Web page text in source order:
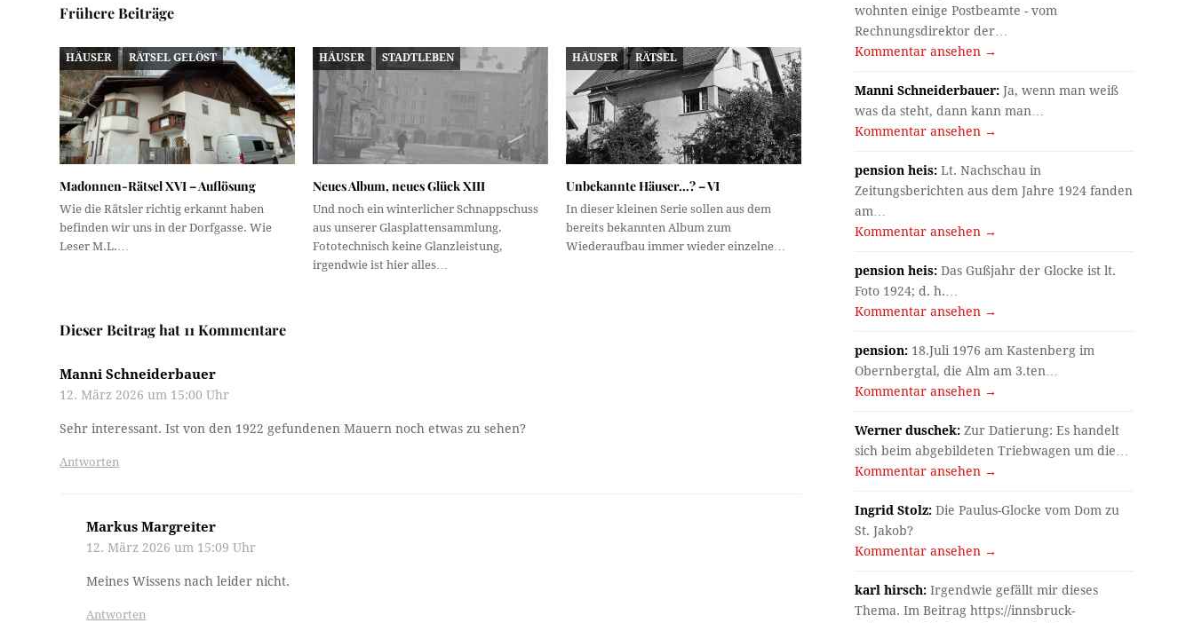
Frühere Beiträge
HÄUSER RÄTSEL GELÖST
Madonnen-Rätsel XVI – Auflösung
Wie die Rätsler richtig erkannt haben
befinden wir uns in der Dorfgasse. Wie
Leser M.L.…
HÄUSER STADTLEBEN
Neues Album, neues Glück XIII
Und noch ein winterlicher Schnappschuss
aus unserer Glasplattensammlung.
Fototechnisch keine Glanzleistung,
irgendwie ist hier alles…
HÄUSER RÄTSEL
Unbekannte Häuser…? – VI
In dieser kleinen Serie sollen aus dem
bereits bekannten Album zum
Wiederaufbau immer wieder einzelne…
Dieser Beitrag hat 11 Kommentare
Manni Schneiderbauer
12. März 2026 um 15:00 Uhr
Sehr interessant. Ist von den 1922 gefundenen Mauern noch etwas zu sehen?
Antworten
Markus Margreiter
12. März 2026 um 15:09 Uhr
Meines Wissens nach leider nicht.
Antworten
wohnten einige Postbeamte - vom
Rechnungsdirektor der…
Kommentar ansehen →
Manni Schneiderbauer: Ja, wenn man weiß
was da steht, dann kann man…
Kommentar ansehen →
pension heis: Lt. Nachschau in
Zeitungsberichten aus dem Jahre 1924 fanden
am…
Kommentar ansehen →
pension heis: Das Gußjahr der Glocke ist lt.
Foto 1924; d. h.…
Kommentar ansehen →
pension: 18.Juli 1976 am Kastenberg im
Obernbergtal, die Alm am 3.ten…
Kommentar ansehen →
Werner duschek: Zur Datierung: Es handelt
sich beim abgebildeten Triebwagen um die…
Kommentar ansehen →
Ingrid Stolz: Die Paulus-Glocke vom Dom zu
St. Jakob?
Kommentar ansehen →
karl hirsch: Irgendwie gefällt mir dieses
Thema. Im Beitrag https://innsbruck-